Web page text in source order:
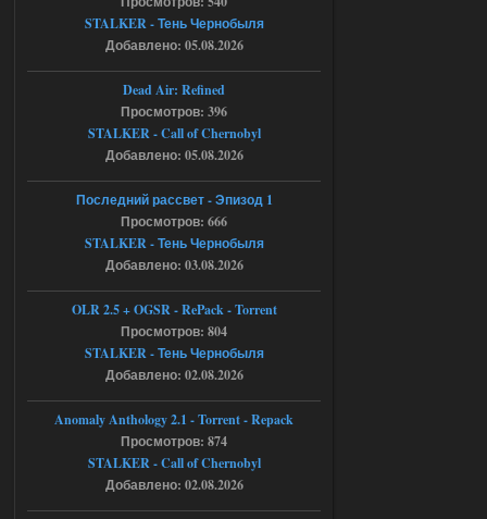
все устанавливал по
мануалу......
Ответить ➤
06.08.2026
Игра для сталкера 21-очко
ruslanpyrusov
как изменить макс сумму
ставки в файлах чтобы
ставить больше 1 к
Ответить ➤
05.08.2026
Тайна Зоны - Remaster 2026
Stalker-Mods-Clan-su
Доступно только для пользователей
Ответить ➤
05.08.2026
Тайна Зоны - Remaster 2026
STALKER - Тень Чернобыля
Добавлено: 05.08.2026
Dead Air: Refined
Просмотров: 396
STALKER - Call of Chernobyl
Добавлено: 05.08.2026
Последний рассвет - Эпизод 1
Просмотров: 666
STALKER - Тень Чернобыля
Добавлено: 03.08.2026
OLR 2.5 + OGSR - RePack - Torrent
Просмотров: 804
STALKER - Тень Чернобыля
Добавлено: 02.08.2026
Anomaly Anthology 2.1 - Torrent - Repack
Просмотров: 874
STALKER - Call of Chernobyl
Добавлено: 02.08.2026